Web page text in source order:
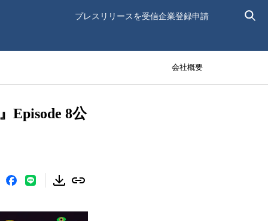
プレスリリースを受信企業登録申請
会社概要
Episode 8公